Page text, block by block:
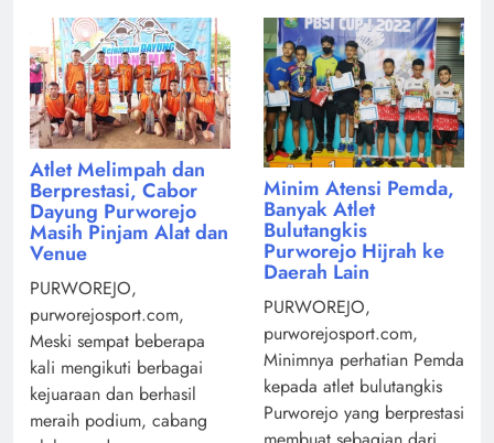
Atlet Melimpah dan
Berprestasi, Cabor
Dayung Purworejo
Masih Pinjam Alat dan
Venue
PURWOREJO,
purworejosport.com,
Meski sempat beberapa
kali mengikuti berbagai
kejuaraan dan berhasil
meraih podium, cabang
Minim Atensi Pemda,
Banyak Atlet
Bulutangkis
Purworejo Hijrah ke
Daerah Lain
PURWOREJO,
purworejosport.com,
Minimnya perhatian Pemda
kepada atlet bulutangkis
Purworejo yang berprestasi